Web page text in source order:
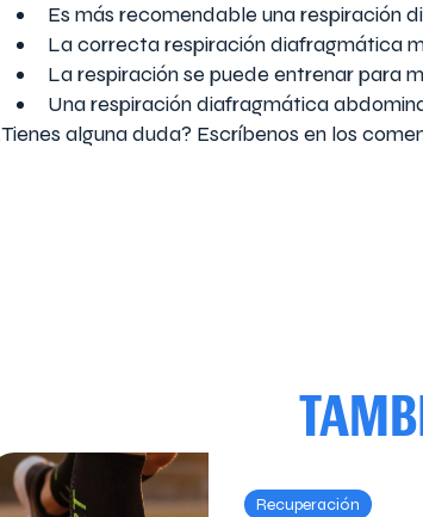
Es más recomendable una respiración
La correcta respiración diafragmática
La respiración se puede entrenar para
Una respiración diafragmática
alguna duda? Escríbenos en los
Recuperación